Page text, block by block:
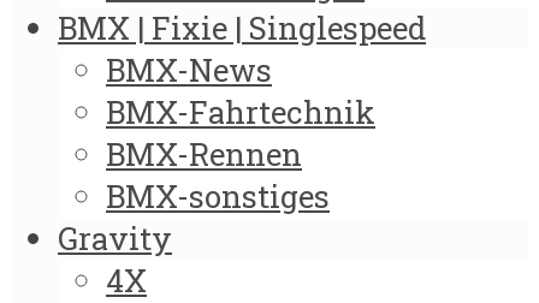
BMX | Fixie | Singlespeed
BMX-News
BMX-Fahrtechnik
BMX-Rennen
BMX-sonstiges
Gravity
4X